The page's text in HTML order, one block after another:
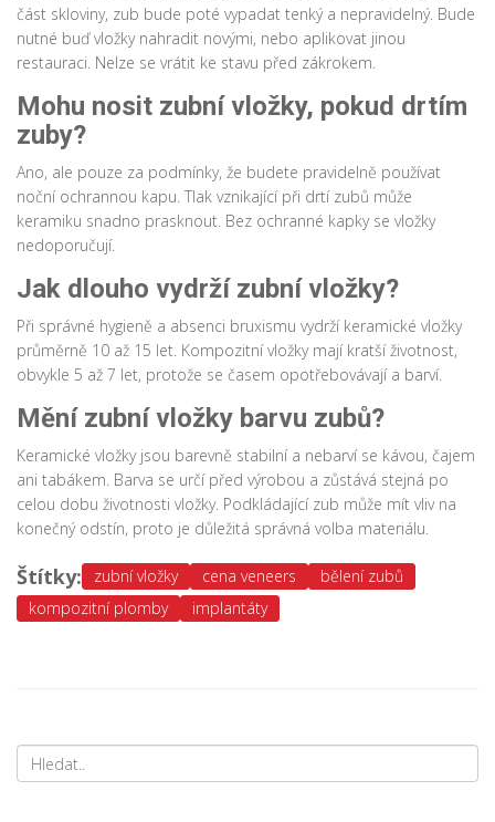
část skloviny, zub bude poté vypadat tenký a nepravidelný. Bude
nutné buď vložky nahradit novými, nebo aplikovat jinou
restauraci. Nelze se vrátit ke stavu před zákrokem.
Mohu nosit zubní vložky, pokud drtím
zuby?
Ano, ale pouze za podmínky, že budete pravidelně používat
noční ochrannou kapu. Tlak vznikající při drtí zubů může
keramiku snadno prasknout. Bez ochranné kapky se vložky
nedoporučují.
Jak dlouho vydrží zubní vložky?
Při správné hygieně a absenci bruxismu vydrží keramické vložky
průměrně 10 až 15 let. Kompozitní vložky mají kratší životnost,
obvykle 5 až 7 let, protože se časem opotřebovávají a barví.
Mění zubní vložky barvu zubů?
Keramické vložky jsou barevně stabilní a nebarví se kávou, čajem
ani tabákem. Barva se určí před výrobou a zůstává stejná po
celou dobu životnosti vložky. Podkládající zub může mít vliv na
konečný odstín, proto je důležitá správná volba materiálu.
Štítky: zubní vložky cena veneers
bělení zubů
kompozitní plomby
implantáty